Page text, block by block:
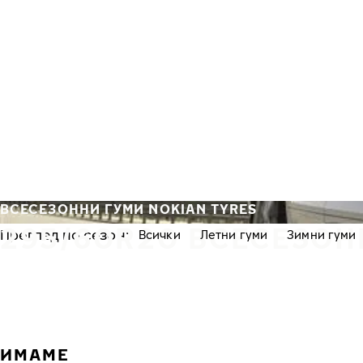
295/60R20
ВСЕСЕЗОННИ ГУМИ NOKIAN TYRES
Преглед по сезон: Всички Летни гуми Зимни гуми
ИМАМЕ